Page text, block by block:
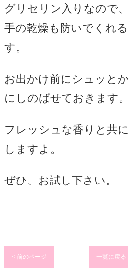
グリセリン入りなので、
手の乾燥も防いでくれ
す。
お出かけ前にシュッと
にしのばせておきます。
フレッシュな香りと共
しますよ。
ぜひ、お試し下さい。
< 前のページ 一覧に戻る